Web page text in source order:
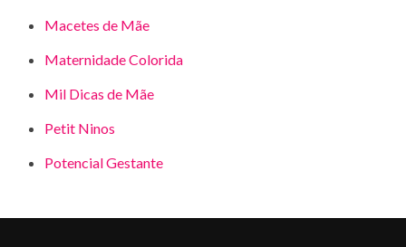
Macetes de Mãe
Maternidade Colorida
Mil Dicas de Mãe
Petit Ninos
Potencial Gestante